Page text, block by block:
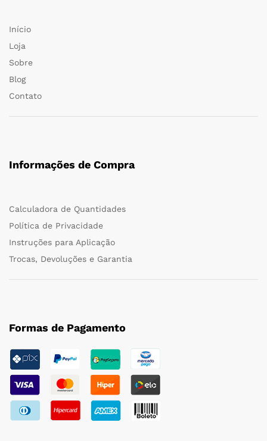
Início
Loja
Sobre
Blog
Contato
Informações de Compra
Calculadora de Quantidades
Política de Privacidade
Instruções para Aplicação
Trocas, Devoluções e Garantia
Formas de Pagamento